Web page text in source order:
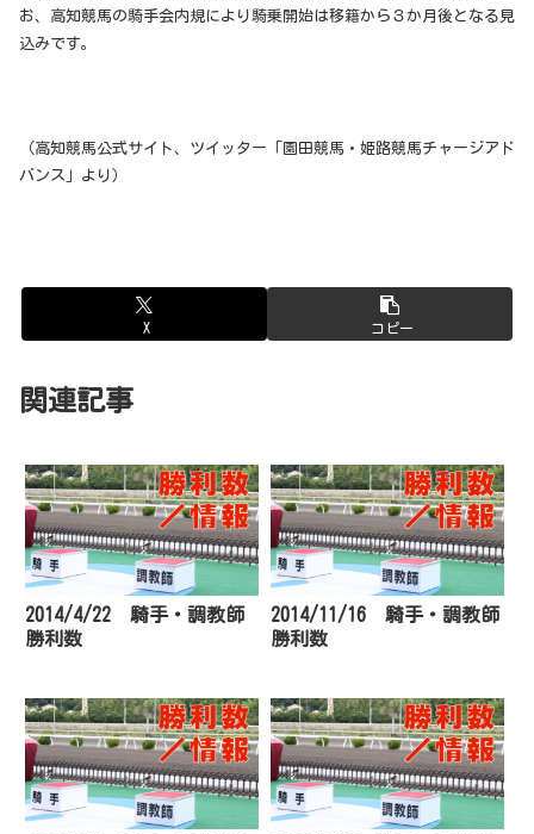
お、高知競馬の騎手会内規により騎乗開始は移籍から３か月後となる見
込みです。
（高知競馬公式サイト、ツイッター「園田競馬・姫路競馬チャージアド
バンス」より）
X コピー
関連記事
2014/4/22 騎手・調教師
勝利数
2014/11/16 騎手・調教師
勝利数